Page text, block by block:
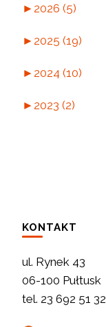
► 2026 (5)
► 2025 (19)
► 2024 (10)
► 2023 (2)
KONTAKT
ul. Rynek 43
06-100 Pułtusk
tel. 23 692 51 32